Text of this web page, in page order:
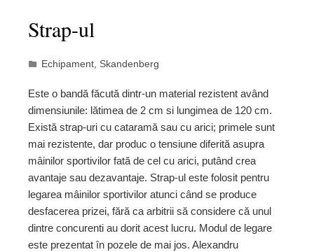
Strap-ul
Echipament, Skandenberg
Este o bandă făcută dintr-un material rezistent având
dimensiunile: lătimea de 2 cm si lungimea de 120 cm.
Există strap-uri cu cataramă sau cu arici; primele sunt
mai rezistente, dar produc o tensiune diferită asupra
mâinilor sportivilor fată de cel cu arici, putând crea
avantaje sau dezavantaje. Strap-ul este folosit pentru
legarea mâinilor sportivilor atunci când se produce
desfacerea prizei, fără ca arbitrii să considere că unul
dintre concurenti au dorit acest lucru. Modul de legare
este prezentat în pozele de mai jos. Alexandru